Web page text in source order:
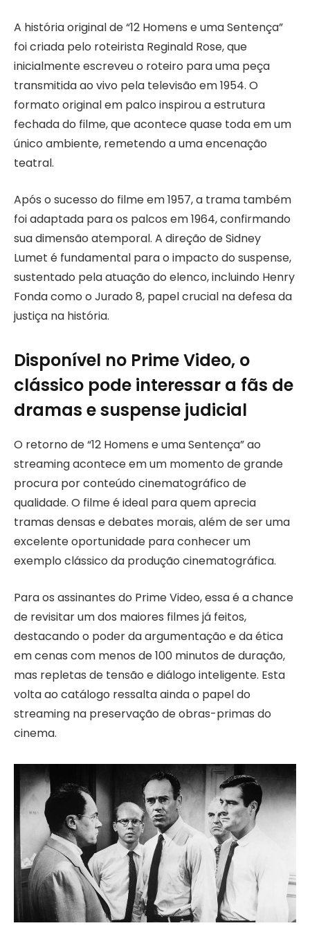
A história original de “12 Homens e uma Sentença”
foi criada pelo roteirista Reginald Rose, que
inicialmente escreveu o roteiro para uma peça
transmitida ao vivo pela televisão em 1954. O
formato original em palco inspirou a estrutura
fechada do filme, que acontece quase toda em um
único ambiente, remetendo a uma encenação
teatral.
Após o sucesso do filme em 1957, a trama também
foi adaptada para os palcos em 1964, confirmando
sua dimensão atemporal. A direção de Sidney
Lumet é fundamental para o impacto do suspense,
sustentado pela atuação do elenco, incluindo Henry
Fonda como o Jurado 8, papel crucial na defesa da
justiça na história.
Disponível no Prime Video, o
clássico pode interessar a fãs de
dramas e suspense judicial
O retorno de “12 Homens e uma Sentença” ao
streaming acontece em um momento de grande
procura por conteúdo cinematográfico de
qualidade. O filme é ideal para quem aprecia
tramas densas e debates morais, além de ser uma
excelente oportunidade para conhecer um
exemplo clássico da produção cinematográfica.
Para os assinantes do Prime Video, essa é a chance
de revisitar um dos maiores filmes já feitos,
destacando o poder da argumentação e da ética
em cenas com menos de 100 minutos de duração,
mas repletas de tensão e diálogo inteligente. Esta
volta ao catálogo ressalta ainda o papel do
streaming na preservação de obras-primas do
cinema.